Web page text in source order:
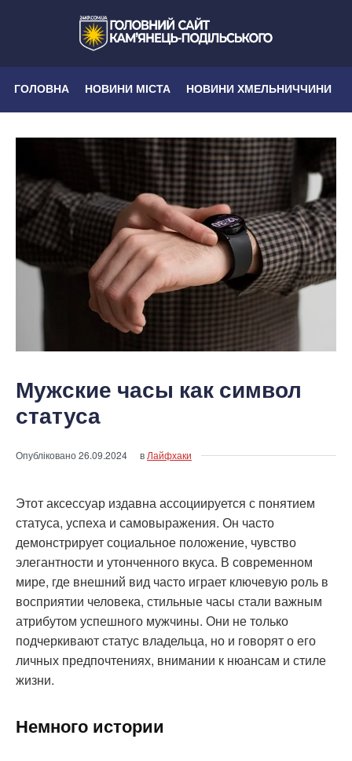
ГОЛОВНА НОВИНИ МІСТА НОВИНИ ХМЕЛЬНИЧЧИНИ
Мужские часы как символ
статуса
Опубліковано26.09.2024 в Лайфхаки
Этот аксессуар издавна ассоциируется с понятием
статуса, успеха и самовыражения. Он часто
демонстрирует социальное положение, чувство
элегантности и утонченного вкуса. В современном
мире, где внешний вид часто играет ключевую роль в
восприятии человека, стильные часы стали важным
атрибутом успешного мужчины. Они не только
подчеркивают статус владельца, но и говорят о его
личных предпочтениях, внимании к нюансам и стиле
жизни.
Немного истории